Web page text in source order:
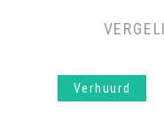
Verhuurd